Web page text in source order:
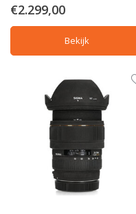
€2.299,00
Bekijk